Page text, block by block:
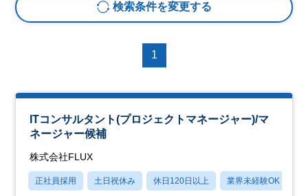
検索条件を変更する
1
ITコンサルタント(プロジェクトマネージャー)/マ
ネージャー候補
株式会社FLUX
正社員採用 土日祝休み 休日120日以上 業界未経験OK